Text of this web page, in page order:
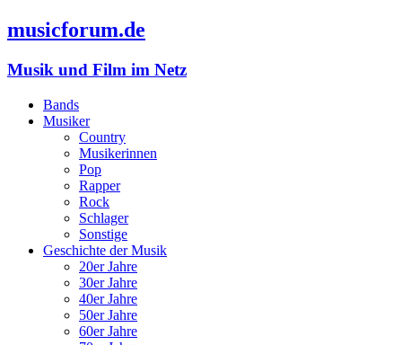
musicforum.de
Musik und Film im Netz
Bands
Musiker
Country
Musikerinnen
Pop
Rapper
Rock
Schlager
Sonstige
Geschichte der Musik
20er Jahre
30er Jahre
40er Jahre
50er Jahre
60er Jahre